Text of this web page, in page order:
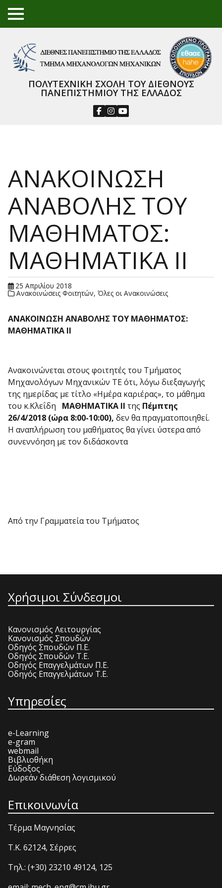
TO
GGL
NU
ΠΟΛΥΤΕΧΝΙΚΗ ΣΧΟΛΗ ΤΟΥ ΔΙΕΘΝΟΥΣ
ΠΑΝΕΠΙΣΤΗΜΙΟΥ ΤΗΣ ΕΛΛΑΔΟΣ
ΑΝΑΚΟΙΝΩΣΗ
ΑΝΑΒΟΛΗΣ ΤΟΥ
ΜΑΘΗΜΑΤΟΣ:
MΑΘHMATIKA II
25 Απριλίου 2018
Ανακοινώσεις Φοιτητών,Όλες οι Ανακοινώσεις
ΑΝΑΚΟΙΝΩΣΗ ΑΝΑΒΟΛΗΣ ΤΟΥ ΜΑΘΗΜΑΤΟΣ:
MΑΘHMATIKA II
Ανακοινώνεται στους φοιτητές του Τμήματος
Μηχανολόγων Μηχανικών ΤΕ ότι, λόγω διεξαγωγής
της ημερίδας με τίτλο «Ημέρα καριέρας», το μάθημα
του κ.Κλεΐδη
MΑΘHMATIKA II της Πέμπτης
26/4/2018 (ώρα 8:00-10:00), δεν θα πραγματοποιηθεί.
Η αναπλήρωση του μαθήματος θα γίνει ύστερα από
συνεννόηση με τον διδάσκοντα
Από την Γραμματεία του Τμήματος
Χρήσιμοι Σύνδεσμοι
Κανονισμός Λειτουργίας
Κανονισμός Σπουδών
Οδηγός Σπουδών Π.Ε.
Οδηγός Σπουδών Τ.Ε.
Οδηγός Επαγγελμάτων Π.Ε.
Οδηγός Επαγγελμάτων Τ.Ε.
Υπηρεσίες
e-Learning
e-gram
webmail
Βιβλιοθήκη
Εύδοξος
Δωρεάν διάθεση λογισμικού
Επικοινωνία
Τέρμα Μαγνησίας
T.K. 62124, Σέρρες
Τηλ.: (+30) 23210 49124, 125